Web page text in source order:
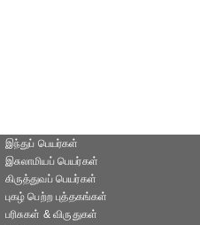
இந்துப் பெயர்கள்
இசுலாமியப் பெயர்கள்
கிருத்துவப் பெயர்கள்
புகழ் பெற்ற புத்தகங்கள்
பரிசுகள் & விருதுகள்